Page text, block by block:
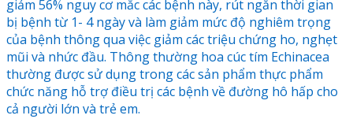
giảm 56% nguy cơ mắc các bệnh này, rút ngắn thời gian
bị bệnh từ 1- 4 ngày và làm giảm mức độ nghiêm trọng
của bệnh thông qua việc giảm các triệu chứng ho, nghẹt
mũi và nhức đầu. Thông thường hoa cúc tím Echinacea
thường được sử dụng trong các sản phẩm thực phẩm
chức năng hỗ trợ điều trị các bệnh về đường hô hấp cho
cả người lớn và trẻ em.